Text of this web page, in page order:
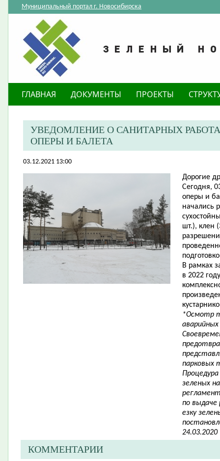
Муниципальный портал г. Новосибирска
ГЛАВНАЯ ДОКУМЕНТЫ ПРОЕКТЫ
УВЕДОМЛЕНИЕ О САНИТАРНЫХ
ОПЕРЫ И БАЛЕТА
03.12.2021 13:00
Дорогие
Сегодня,
оперы и
начались
шт.), клен
В рамках
в 2022
*Осмотр
аварийных
парковых
зеленых
по выдаче
езку
КОММЕНТАРИИ